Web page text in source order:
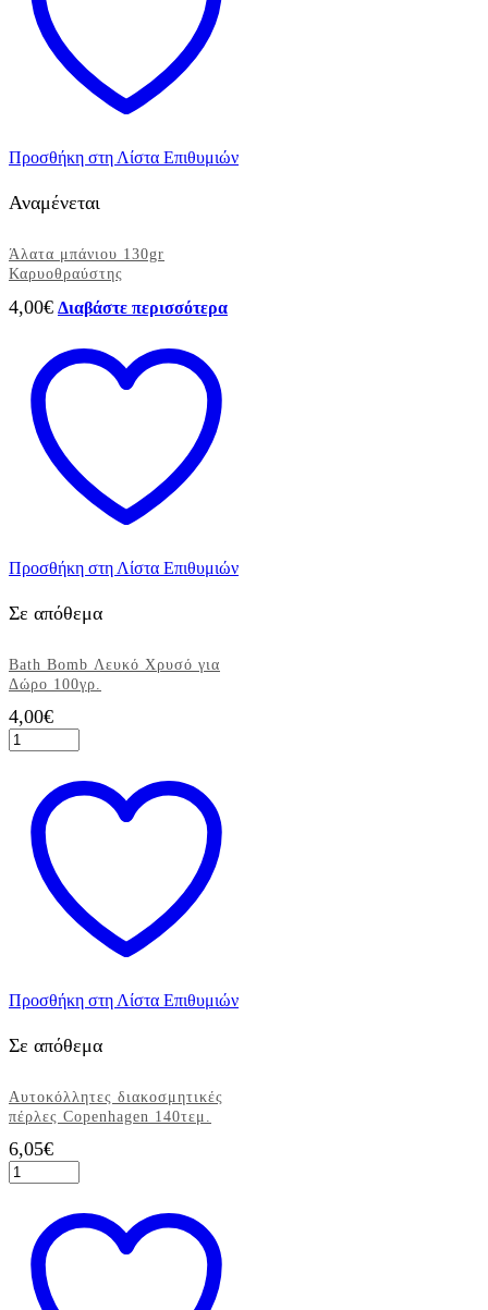
Copenhagen
2τεμ.
ποσότητα
Προσθήκη στη Λίστα Επιθυμιών
Αναμένεται
Άλατα μπάνιου 130gr
Καρυοθραύστης
4,00€ Διαβάστε περισσότερα
Προσθήκη στη Λίστα Επιθυμιών
Σε απόθεμα
Bath Bomb Λευκό Χρυσό για
Δώρο 100γρ.
4,00€
Bath
Bomb
Χρυσό
Δώρο
100γρ.
ποσότητα
Προσθήκη στη Λίστα Επιθυμιών
Σε απόθεμα
Αυτοκόλλητες διακοσμητικές
πέρλες Copenhagen 140τεμ.
6,05€
Αυτοκόλλητες
διακοσμητικές
Copenhagen
140τεμ.
ποσότητα